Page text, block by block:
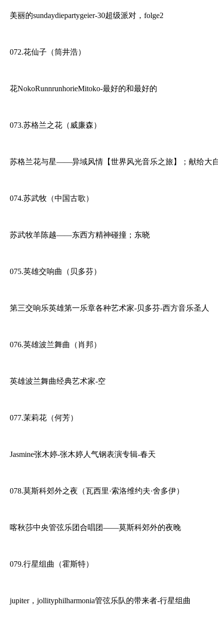
美丽的sundaydiepartygeier-30超级派对，folge2
072.花仙子（筒井浩）
花NokoRunnrunhorieMitoko-最好的和最好的
073.苏格兰之花（威廉森）
苏格兰花与星——异域风情【世界风光音乐之旅】；献给大
074.苏武牧（中国古歌）
苏武牧羊陈越——东西方精神碰撞；东晓
075.英雄交响曲（贝多芬）
第三交响乐英雄第一乐章各种艺术家-贝多芬-西方音乐圣人
076.英雄波兰舞曲（肖邦）
英雄波兰舞曲经典艺术家-空
077.茉莉花（何芳）
Jasmine张木婷-张木婷人气钢表演专辑-春天
078.莫斯科郊外之夜（瓦西里·索洛维约夫·舍多伊）
喀秋莎中央管弦乐团合唱团——莫斯科郊外的夜晚
079.行星组曲（霍斯特）
jupiter，jollityphilharmonia管弦乐队的带来者-行星组曲